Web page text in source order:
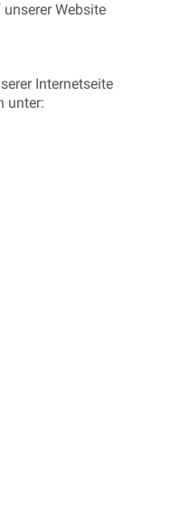
Website
Internetseite
unter: